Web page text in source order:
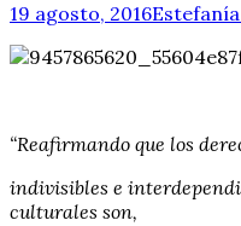
19 agosto, 2016
“Reafirmando que los
indivisibles e
culturales son,